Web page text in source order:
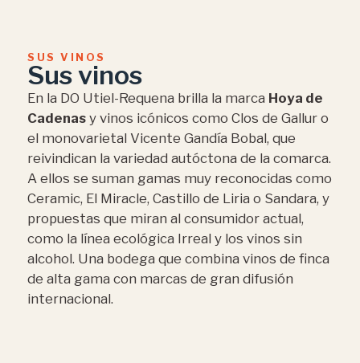
SUS VINOS
Sus vinos
En la DO Utiel-Requena brilla la marca Hoya de
Cadenas y vinos icónicos como Clos de Gallur o
el monovarietal Vicente Gandía Bobal, que
reivindican la variedad autóctona de la comarca.
A ellos se suman gamas muy reconocidas como
Ceramic, El Miracle, Castillo de Liria o Sandara, y
propuestas que miran al consumidor actual,
como la línea ecológica Irreal y los vinos sin
alcohol. Una bodega que combina vinos de finca
de alta gama con marcas de gran difusión
internacional.